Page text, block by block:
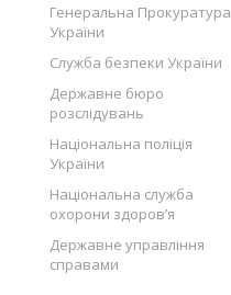
Генеральна Прокуратура
України
Служба безпеки України
Державне бюро
розслідувань
Національна поліція
України
Національна служба
охорони здоров’я
Державне управління
справами